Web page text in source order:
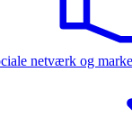
netværk og